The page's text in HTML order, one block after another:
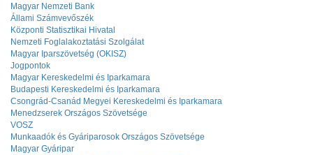
Magyar Nemzeti Bank
Állami Számvevőszék
Központi Statisztikai Hivatal
Nemzeti Foglalakoztatási Szolgálat
Magyar Iparszövetség (OKISZ)
Jogpontok
Magyar Kereskedelmi és Iparkamara
Budapesti Kereskedelmi és Iparkamara
Csongrád-Csanád Megyei Kereskedelmi és Iparkamara
Menedzserek Országos Szövetsége
VOSZ
Munkaadók és Gyáriparosok Országos Szövetsége
Magyar Gyáripar